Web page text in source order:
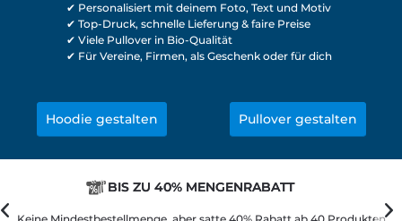
✔ Personalisiert mit deinem Foto, Text und Motiv
✔ Top-Druck, schnelle Lieferung & faire Preise
✔ Viele Pullover in Bio-Qualität
✔ Für Vereine, Firmen, als Geschenk oder für dich
Hoodie gestalten Pullover gestalten
BIS ZU 40% MENGENRABATT